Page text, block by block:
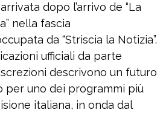
dopo l’arrivo de “La
nella fascia
da “Striscia la Notizia”.
ufficiali da parte
descrivono un futuro
per uno dei programmi più
italiana, in onda dal